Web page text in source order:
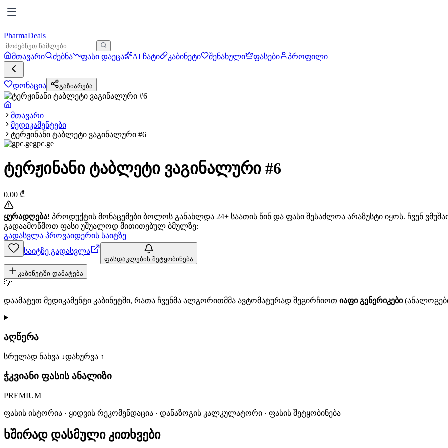
PharmaDeals
მთავარი ძებნა ფასი დაეცა AI ჩატი კაბინეტი შენახული ფასები პროფილი
დონაცია გაზიარება
მთავარი
მედიკამენტები
ტერჟინანი ტაბლეტი ვაგინალური #6
gpc.ge
ტერჟინანი ტაბლეტი ვაგინალური #6
0.00 ₾
ყურადღება! პროდუქტის მონაცემები ბოლოს განახლდა 24+ საათის წინ და ფასი შესაძლოა არაზუსტი იყოს. ჩვენ
გადაამოწმოთ ფასი უშუალოდ მითითებულ ბმულზე:
გადასვლა პროვაიდერის საიტზე
საიტზე გადასვლა
ფასდაკლების შეტყობინება
კაბინეტში დამატება
💡
დაამატეთ მედიკამენტი კაბინეტში, რათა ჩვენმა ალგორითმმა ავტომატურად შეგირჩიოთ იაფი გენერიკები
აღწერა
სრულად ნახვა ↓დახურვა ↑
ჭკვიანი ფასის ანალიზი
PREMIUM
ფასის ისტორია · ყიდვის რეკომენდაცია · დანაზოგის კალკულატორი · ფასის შეტყობინება
ხშირად დასმული კითხვები